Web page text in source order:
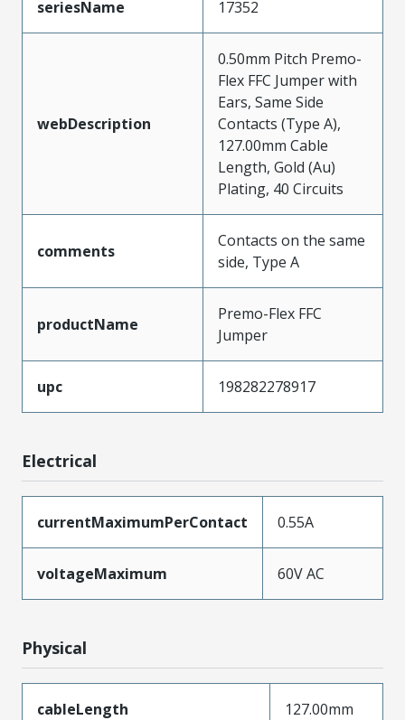
seriesName 17352
webDescription
0.50mm Pitch Premo-
Flex FFC Jumper with
Ears, Same Side
Contacts (Type A),
127.00mm Cable
Length, Gold (Au)
Plating, 40 Circuits
comments
Contacts on the same
side, Type A
productName
Premo-Flex FFC
Jumper
upc 198282278917
Electrical
currentMaximumPerContact 0.55A
voltageMaximum 60V AC
Physical
cableLength 127.00mm